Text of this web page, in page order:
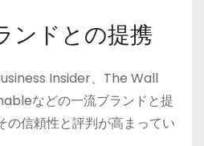
ンドとの提携
Insider、The Wall
などの一流ブランドと提
の信頼性と評判が高まってい